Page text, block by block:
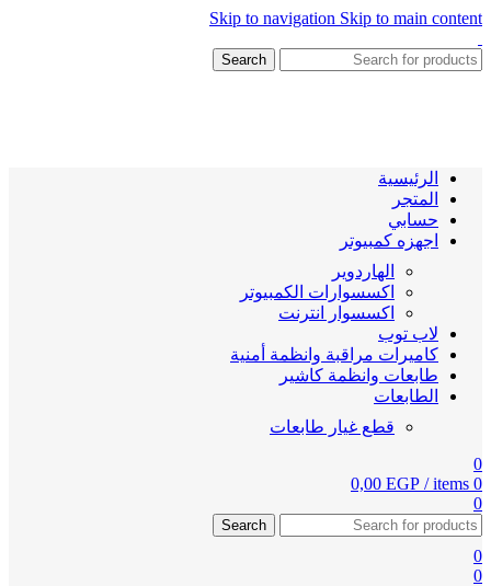
Skip to navigation Skip to main content
Search
الرئيسية
المتجر
حسابي
اجهزه كمبيوتر
الهاردوير
اكسسوارات الكمبيوتر
اكسسوار انترنت
لاب توب
كاميرات مراقبة وانظمة أمنية
طابعات وانظمة كاشير
الطابعات
قطع غيار طابعات
0
0
items
/
0,00 EGP
0
Search
0
0